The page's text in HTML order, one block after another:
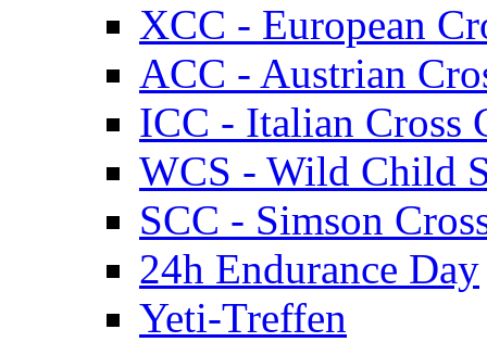
XCC - European
ACC - Austrian
ICC - Italian Cross
WCS - Wild Child
SCC - Simson
24h Endurance Day
Yeti-Treffen